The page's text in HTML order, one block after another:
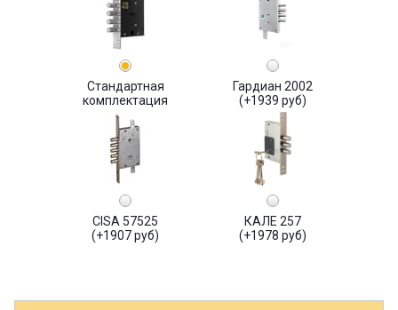
Стандартная
комплектация
Гардиан 2002
(+1939 руб)
CISA 57525
(+1907 руб)
КАЛЕ 257
(+1978 руб)